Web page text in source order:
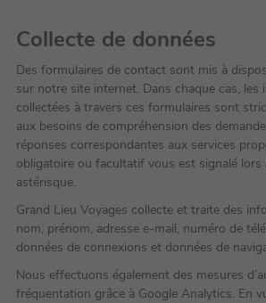
Collecte de données
Des formulaires de contact sont mis à
sur notre site internet. Dans chaque cas, les
collectées à travers ces formulaires sont
aux besoins de compréhension des
réponses correspondantes aux services
obligatoire ou facultatif vous est signalé lors
astérisque.
Grand Lieu Voyages collecte et traite des
nom, prénom, adresse e-mail, numéro de
données de connexions et données de
Nous effectuons également des mesures
fréquentation grâce à Google Analytics. En